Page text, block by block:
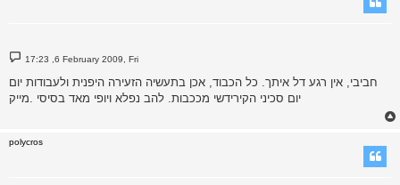
P
o
17:23 ,6 February 2009, Fri
חביבי, אין רגע דל איתך. כל הכבוד, אכן בתעשיה הזעירה היפנית ולעבודות יום
יום סכיני הקירידשי מככבות. להב נפלא ויופי מאד בסיסי .מייק
polycros